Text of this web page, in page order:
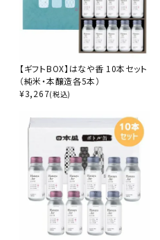
【ギフトBOX】はなや香 10本セット
（純米・本醸造各5本）
¥3,267(税込)